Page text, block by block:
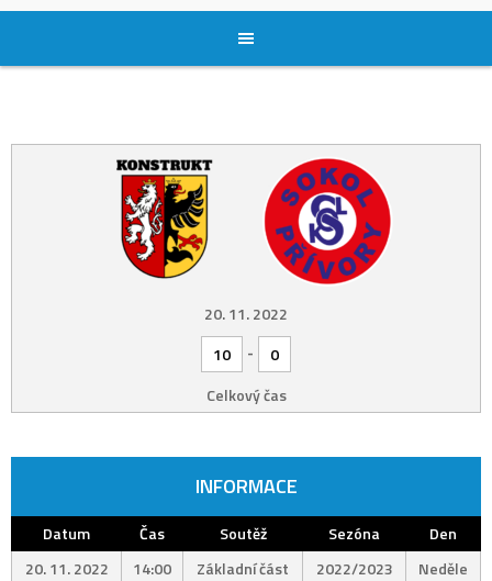
20. 11. 2022
10
-
0
Celkový čas
INFORMACE
Datum Čas Soutěž Sezóna
Den
20. 11. 2022
14:00 Základní část 2022/2023 Neděle